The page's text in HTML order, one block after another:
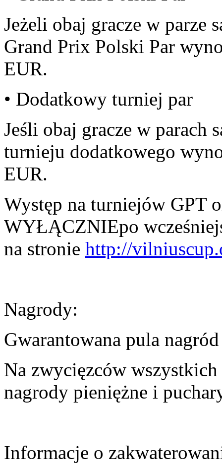
Jeżeli obaj gracze w parze
Grand Prix Polski Par
EUR.
• Dodatkowy turniej par
Jeśli obaj gracze w parach
turnieju dodatkowego
EUR.
Występ na turniejów GPT
WYŁĄCZNIEpo
na stronie http://
Nagrody:
Gwarantowana pula
Na zwycięzców
nagrody pieniężne i
Informacje o